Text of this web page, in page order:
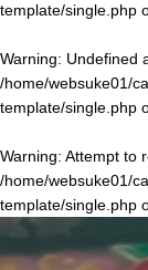
template/single.php
Warning: Undefined
/home/websuke01/
template/single.php
Warning: Attempt to
/home/websuke01/
template/single.php